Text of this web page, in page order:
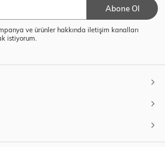
Abone Ol
ve ürünler hakkında iletişim kanalları
istiyorum.